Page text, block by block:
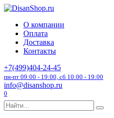
Перейти
содержанию
О компании
Оплата
Доставка
Контакты
+7(499)404-24-45
пн-пт 09:00 - 19:00, сб 10:00 - 19:00
info@disanshop.ru
0
Search
for: